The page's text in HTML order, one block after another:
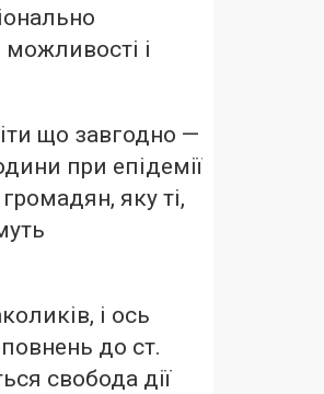
і
що завгодно —
при епідемії
яку ті,
і ось
до ст.
свобода дії